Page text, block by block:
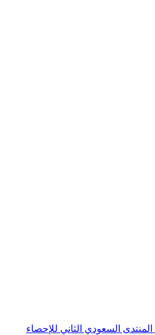
المنتدى السعودي الثاني للإحصاء